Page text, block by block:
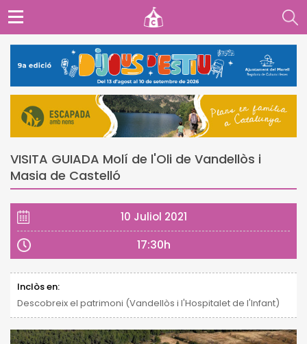
VISITA GUIADA Molí de l'Oli de Vandellòs i
Masia de Castelló
10 Juliol 2021
17:30h
Inclòs en:
Descobreix el patrimoni (Vandellòs i l'Hospitalet de l'Infant)